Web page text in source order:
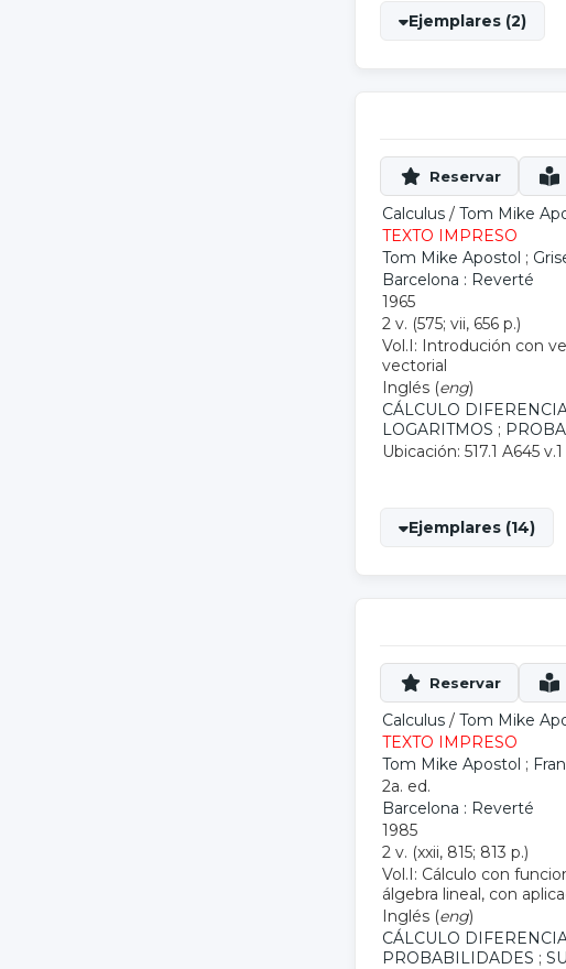
Ejemplares (2)
Calculus / Tom Mike
TEXTO IMPRESO
Tom Mike Apostol ;
Barcelona : Reverté
1965
2 v. (575; vii, 656 p.)
Vol.I: Introdución con
vectorial
Inglés (eng)
CÁLCULO
LOGARITMOS ;
Ubicación: 517.1 A645 v.1
Ejemplares (14)
Calculus / Tom Mike
TEXTO IMPRESO
Tom Mike Apostol ;
2a. ed.
Barcelona : Reverté
1985
2 v. (xxii, 815; 813 p.)
Vol.I: Cálculo con
álgebra lineal, con
Inglés (eng)
CÁLCULO
PROBABILIDADES ;